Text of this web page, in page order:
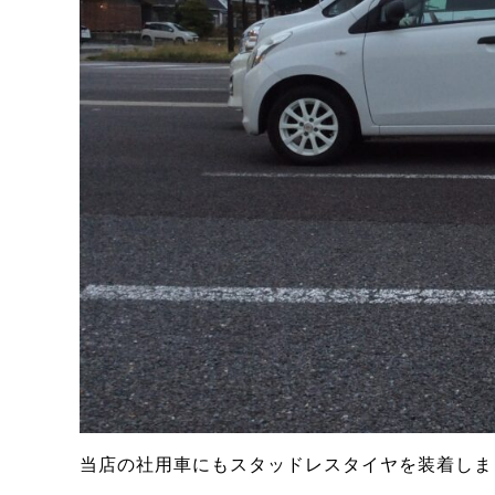
当店の社用車にもスタッドレスタイヤを装着し